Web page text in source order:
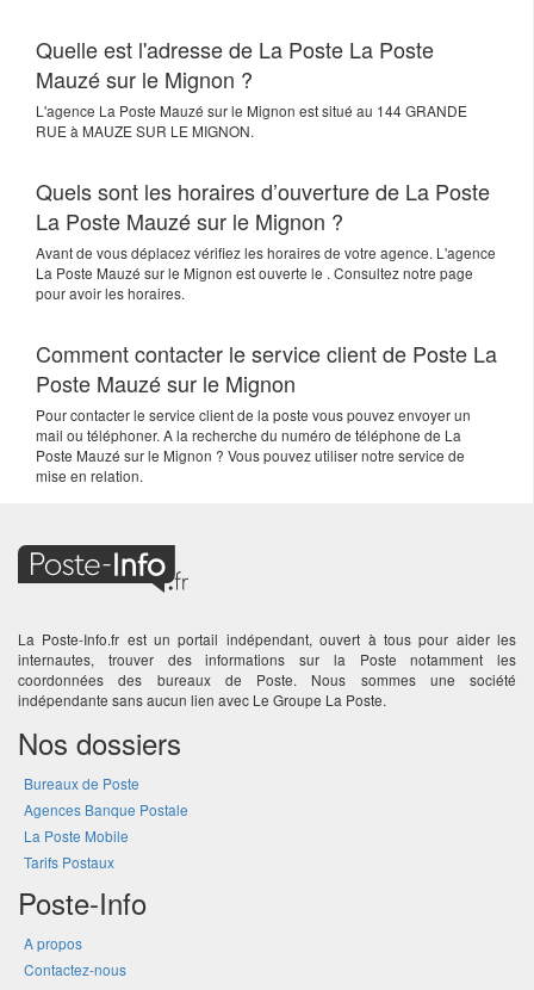
Quelle est l'adresse de La Poste La Poste
Mauzé sur le Mignon ?
L'agence La Poste Mauzé sur le Mignon est situé au 144 GRANDE
RUE à MAUZE SUR LE MIGNON.
Quels sont les horaires d’ouverture de La Poste
La Poste Mauzé sur le Mignon ?
Avant de vous déplacez vérifiez les horaires de votre agence. L'agence
La Poste Mauzé sur le Mignon est ouverte le . Consultez notre page
pour avoir les horaires.
Comment contacter le service client de Poste La
Poste Mauzé sur le Mignon
Pour contacter le service client de la poste vous pouvez envoyer un
mail ou téléphoner. A la recherche du numéro de téléphone de La
Poste Mauzé sur le Mignon ? Vous pouvez utiliser notre service de
mise en relation.
La Poste-Info.fr est un portail indépendant, ouvert à tous pour aider les
internautes, trouver des informations sur la Poste notamment les
coordonnées des bureaux de Poste. Nous sommes une société
indépendante sans aucun lien avec Le Groupe La Poste.
Nos dossiers
Bureaux de Poste
Agences Banque Postale
La Poste Mobile
Tarifs Postaux
Poste-Info
A propos
Contactez-nous